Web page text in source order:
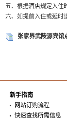
五、根据酒店规定入住
六、如提前入住或延时
张家界武陵源宾馆
新手指南
网站订购流程
快速查找所需信息